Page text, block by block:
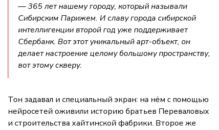
— 365 лет нашему городу, который называли
Сибирским Парижем. И славу города сибирской
интеллигенции второй год уже поддерживает
Сбербанк. Вот этот уникальный арт-объект, он
делает настроение целому большому пространству,
вот этому скверу.
Тон задавал и специальный экран: на нём с помощью
нейросетей оживили историю братьев Переваловых
и строительства хайтинской фабрики. Второе же